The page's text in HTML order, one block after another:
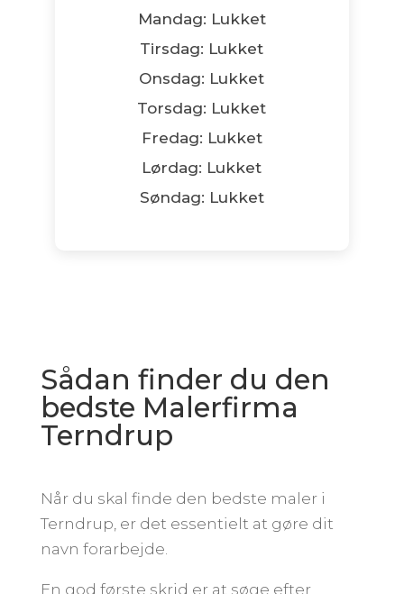
Mandag: Lukket
Tirsdag: Lukket
Onsdag: Lukket
Torsdag: Lukket
Fredag: Lukket
Lørdag: Lukket
Søndag: Lukket
Sådan finder du den
bedste Malerfirma
Terndrup
Når du skal finde den bedste maler i
Terndrup, er det essentielt at gøre dit
navn forarbejde.
En god første skrid er at søge efter